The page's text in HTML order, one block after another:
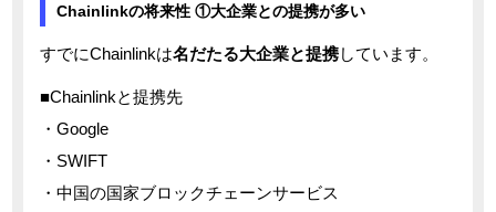
Chainlinkの将来性 ①大企業との提携が多い
すでにChainlinkは名だたる大企業と提携しています。
■Chainlinkと提携先
・Google
・SWIFT
・中国の国家ブロックチェーンサービス